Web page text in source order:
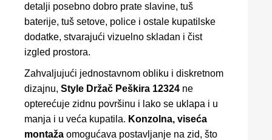
detalji posebno dobro prate slavine, tuš
baterije, tuš setove, police i ostale kupatilske
dodatke, stvarajući vizuelno skladan i čist
izgled prostora.
Zahvaljujući jednostavnom obliku i diskretnom
dizajnu, Style Držač Peškira 12324 ne
opterećuje zidnu površinu i lako se uklapa i u
manja i u veća kupatila. Konzolna, viseća
montaža omogućava postavljanje na zid, što